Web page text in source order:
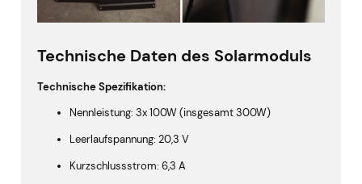
Technische Daten des Solarmoduls
Technische Spezifikation:
Nennleistung: 3x 100W (insgesamt 300W)
Leerlaufspannung: 20,3 V
Kurzschlussstrom: 6,3 A